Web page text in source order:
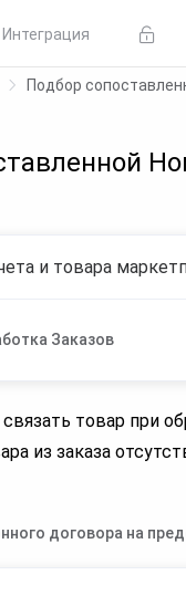
Подбор
и товара
Заказов
товар при
из заказа
договора на